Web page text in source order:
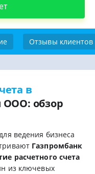
Отзывы клиентов
в
обзор
ведения бизнеса
Газпромбанк
расчетного счета
из ключевых